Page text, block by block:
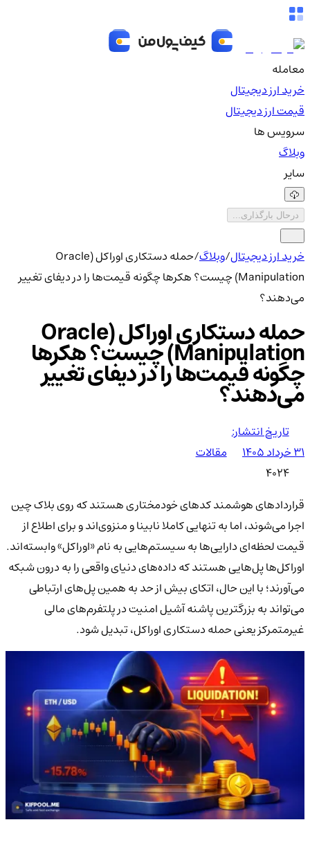
معامله
خرید ارز دیجیتال
قیمت ارز دیجیتال
سرویس ها
وبلاگ
سایر
درحال بارگذاری...
خرید ارز دیجیتال/وبلاگ/
حمله دستکاری اوراکل (Oracle
Manipulation) چیست؟ هکرها چگونه قیمت‌ها را در دیفای تغییر
می‌دهند؟
حمله دستکاری اوراکل (Oracle
Manipulation) چیست؟ هکرها
چگونه قیمت‌ها را در دیفای تغییر
می‌دهند؟
تاریخ انتشار:
۳۱ خرداد ۱۴۰۵
مقالات
4024
قراردادهای هوشمند کدهای خودمختاری هستند که روی بلاک چین
اجرا می‌شوند، اما به تنهایی کاملا نابینا و منزوی‌اند و برای اطلاع از
قیمت لحظه‌ای دارایی‌ها به سیستم‌هایی به نام «اوراکل» وابسته‌اند.
اوراکل‌ها پل‌هایی هستند که داده‌های دنیای واقعی را به درون شبکه
می‌آورند؛ با این حال، اتکای بیش از حد به همین پل‌های ارتباطی
می‌تواند به بزرگترین پاشنه آشیل امنیت در پلتفرم‌های مالی
غیرمتمرکز یعنی حمله دستکاری اوراکل، تبدیل شود.